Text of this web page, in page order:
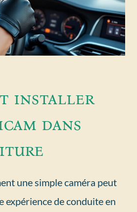
installer
dans
une simple caméra peut
de conduite en